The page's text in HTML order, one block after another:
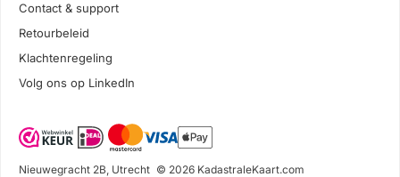
Contact & support
Retourbeleid
Klachtenregeling
Volg ons op LinkedIn
Nieuwegracht 2B, Utrecht © 2026 KadastraleKaart.com